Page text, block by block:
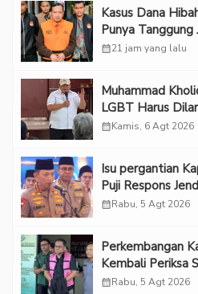
Kasus Dana
Punya
calendar_month21 jam yang lalu
Muhammad
LGBT Harus
Melindungi Korban
calendar_monthKamis, 6 Agt 2026
Isu pergantian
Puji Respons
“Adem”
calendar_monthRabu, 5 Agt 2026
Perkembangan
Kembali Periksa
calendar_monthRabu, 5 Agt 2026